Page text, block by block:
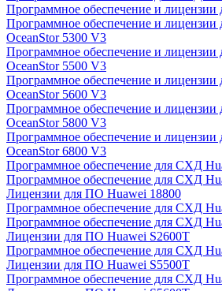
Программное обеспечение и лицензии
Программное обеспечение и
OceanStor 5300 V3
Программное обеспечение и
OceanStor 5500 V3
Программное обеспечение и
OceanStor 5600 V3
Программное обеспечение и
OceanStor 5800 V3
Программное обеспечение и
OceanStor 6800 V3
Программное обеспечение для СХД
Программное обеспечение для СХД
Лицензии для ПО Huawei 18800
Программное обеспечение для СХД
Программное обеспечение для СХД
Лицензии для ПО Huawei S2600T
Программное обеспечение для СХД
Лицензии для ПО Huawei S5500T
Программное обеспечение для СХД